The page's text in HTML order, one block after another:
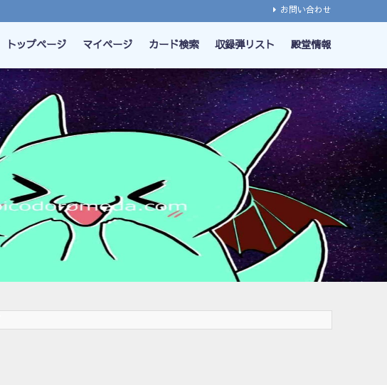
お問い合わせ
トップページ マイページ カード検索 収録弾リスト 殿堂情報